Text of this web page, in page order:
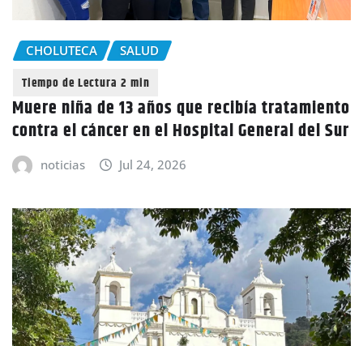
CHOLUTECA SALUD
Muere niña de 13 años que recibía tratamiento
contra el cáncer en el Hospital General del Sur
noticias Jul 24, 2026